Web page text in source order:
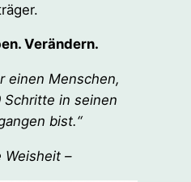
Verändern.
einen Menschen,
Schritte in seinen
bist.“
Weisheit –